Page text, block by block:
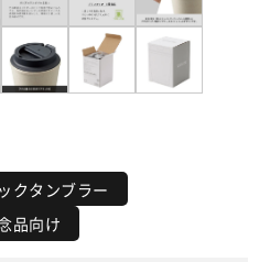
クタンブラー
品向け